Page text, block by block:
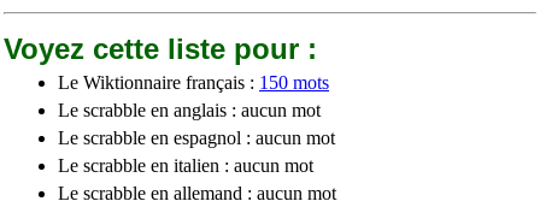
Voyez cette liste pour :
Le Wiktionnaire français : 150 mots
Le scrabble en anglais : aucun mot
Le scrabble en espagnol : aucun mot
Le scrabble en italien : aucun mot
Le scrabble en allemand : aucun mot